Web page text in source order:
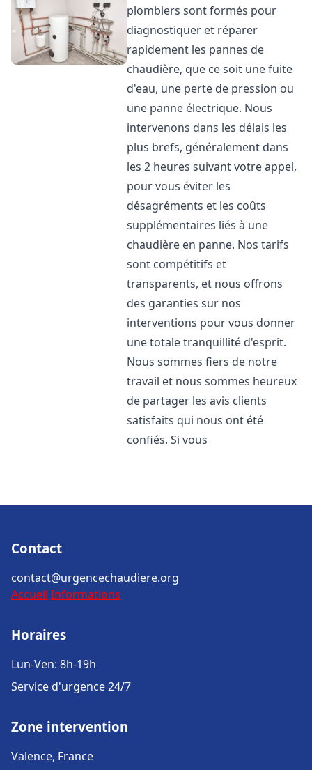
plombiers sont formés pour
diagnostiquer et réparer
rapidement les pannes de
chaudière, que ce soit une fuite
d'eau, une perte de pression ou
une panne électrique. Nous
intervenons dans les délais les
plus brefs, généralement dans
les 2 heures suivant votre appel,
pour vous éviter les
désagréments et les coûts
supplémentaires liés à une
chaudière en panne. Nos tarifs
sont compétitifs et
transparents, et nous offrons
des garanties sur nos
interventions pour vous donner
une totale tranquillité d'esprit.
Nous sommes fiers de notre
travail et nous sommes heureux
de partager les avis clients
satisfaits qui nous ont été
confiés. Si vous
Contact
contact@urgencechaudiere.org
Accueil Informations
Horaires
Lun-Ven: 8h-19h
Service d'urgence 24/7
Zone intervention
Valence, France